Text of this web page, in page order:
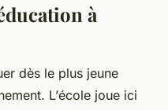
à
dès le plus jeune
. L’école joue ici